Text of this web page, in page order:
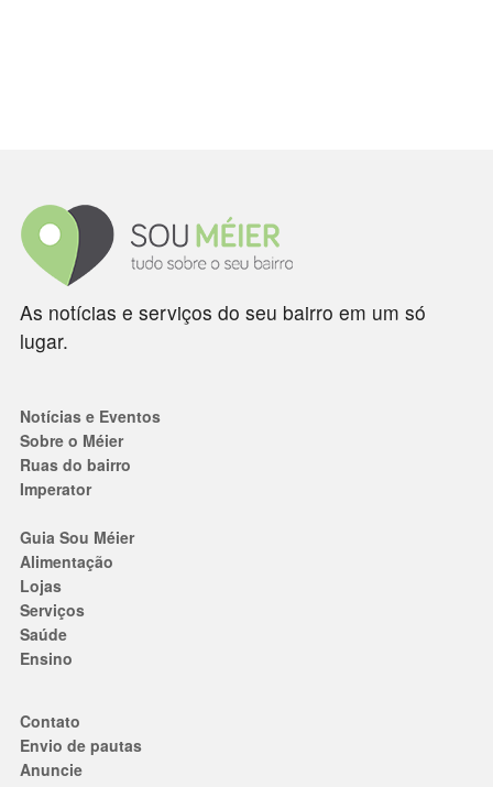
As notícias e serviços do seu bairro em um só
lugar.
Notícias e Eventos
Sobre o Méier
Ruas do bairro
Imperator
Guia Sou Méier
Alimentação
Lojas
Serviços
Saúde
Ensino
Contato
Envio de pautas
Anuncie